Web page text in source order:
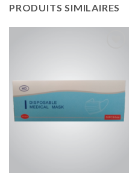
PRODUITS SIMILAIRES